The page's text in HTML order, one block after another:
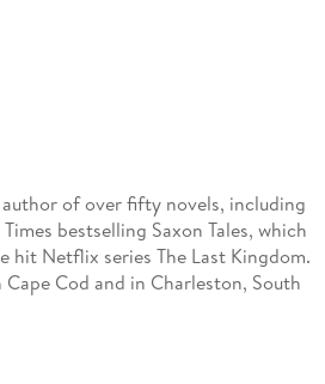
of over fifty novels, including
bestselling Saxon Tales, which
hit Netflix series The Last Kingdom.
Cod and in Charleston, South